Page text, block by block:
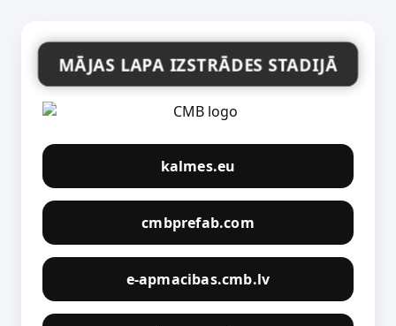
MĀJAS LAPA IZSTRĀDES STADIJĀ
kalmes.eu
cmbprefab.com
e-apmacibas.cmb.lv